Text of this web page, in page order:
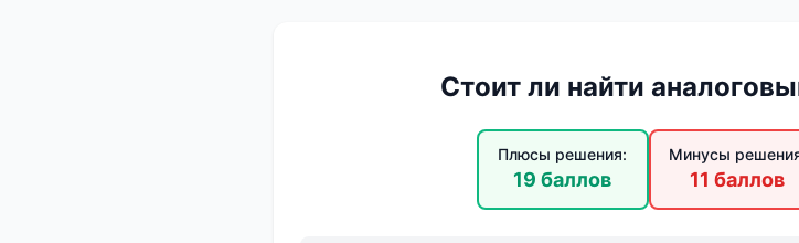
Стоит ли найти
Плюсы решения:
19 баллов
Минусы
11 баллов